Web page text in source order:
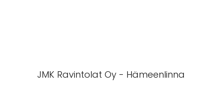
JMK Ravintolat Oy - Hämeenlinna